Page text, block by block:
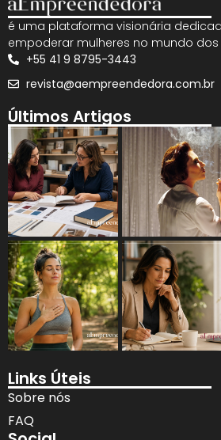
é uma plataforma visionária
empoderar mulheres no mundo
+55 41 9 8795-3443
revista@aempreendedora.com.br
Últimos Artigos
Links Úteis
Sobre nós
FAQ